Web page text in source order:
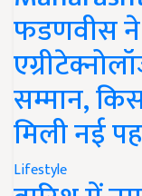
फडणवीस ने
सम्मान,
मिली नई
Lifestyle